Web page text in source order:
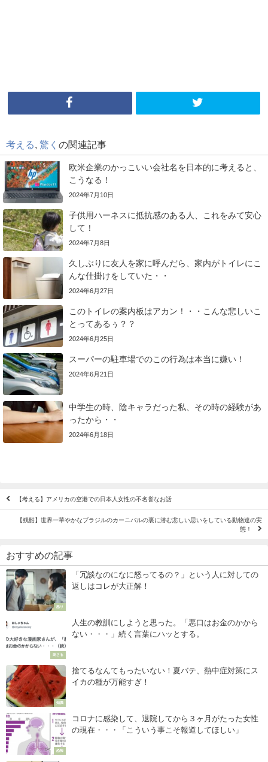
考える 驚く の関連記事
欧米企業のかっこいい会社名を日本的に考えると、
こうなる！
2024年7月10日
子供用ハーネスに抵抗感のある人、これをみて安心
して！
2024年7月8日
久しぶりに友人を家に呼んだら、家内がトイレにこ
んな仕掛けをしていた・・
2024年6月27日
このトイレの案内板はアカン！・・こんな悲しいこ
とってあるぅ？？
2024年6月25日
スーパーの駐車場でのこの行為は本当に嫌い！
2024年6月21日
中学生の時、陰キャラだった私、その時の経験があ
ったから・・
2024年6月18日
【考える】アメリカの空港での日本人女性の不名誉なお話
【残酷】世界一華やかなブラジルのカーニバルの裏に潜む悲しい思いをしている動物達の実
態！
おすすめの記事
怒り
「冗談なのになに怒ってるの？」という人に対しての
返しはコレが大正解！
刺さる
人生の教訓にしようと思った。「悪口はお金のかから
ない・・・」続く言葉にハッとする。
知識
捨てるなんてもったいない！夏バテ、熱中症対策にス
イカの種が万能すぎ！
恐怖
コロナに感染して、退院してから３ヶ月がたった女性
の現在・・・「こういう事こそ報道してほしい」